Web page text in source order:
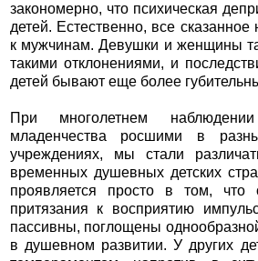
закономерно, что психическая
детей. Естественно, все сказанное
к мужчинам. Девушки и женщины
такими отклонениями, и
детей бывают еще более
При многолетнем
младенчества росшими в
учреждениях, мы стали
временных душевных детских
проявляется просто в том, что
притязания к восприятию
пассивны, поглощены
в душевном развитии. У других